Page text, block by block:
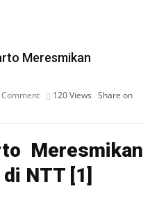
Meresmikan
Comment 120Views Share on
Meresmikan
di NTT [1]